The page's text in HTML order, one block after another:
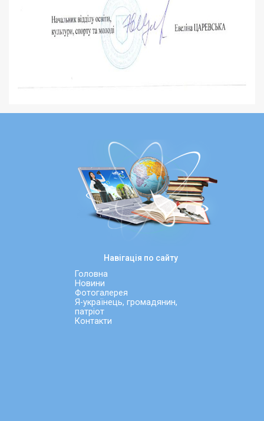
Навігація по сайту
Головна
Новини
Фотогалерея
Я-українець, громадянин,
патріот
Контакти